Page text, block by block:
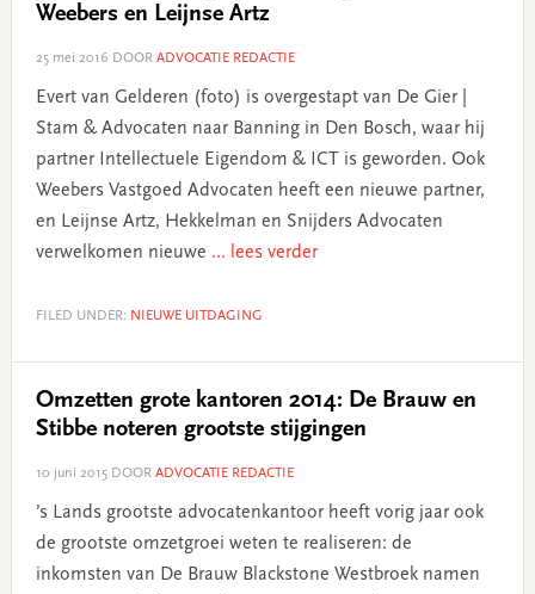
Weebers en Leijnse Artz
25 mei 2016 DOOR ADVOCATIE REDACTIE
Evert van Gelderen (foto) is overgestapt van De Gier |
Stam & Advocaten naar Banning in Den Bosch, waar hij
partner Intellectuele Eigendom & ICT is geworden. Ook
Weebers Vastgoed Advocaten heeft een nieuwe partner,
en Leijnse Artz, Hekkelman en Snijders Advocaten
verwelkomen nieuwe ... lees verder
FILED UNDER: NIEUWE UITDAGING
Omzetten grote kantoren 2014: De Brauw en
Stibbe noteren grootste stijgingen
10 juni 2015DOOR ADVOCATIE REDACTIE
’s Lands grootste advocatenkantoor heeft vorig jaar ook
de grootste omzetgroei weten te realiseren: de
inkomsten van De Brauw Blackstone Westbroek namen